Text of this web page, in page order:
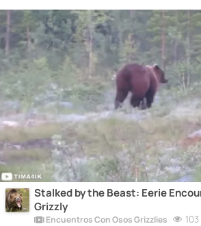
Stalked by the Beast: Eerie
Grizzly
Encuentros Con Osos Grizzlies 103